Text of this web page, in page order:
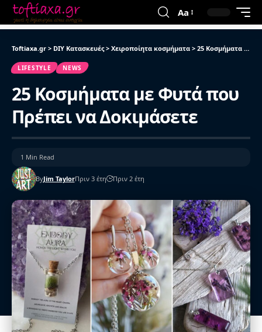
Aa
Toftiaxa.gr > DIY Κατασκευές> Χειροποίητα κοσμήματα > 25 Κοσμήματα με Φυτά που Πρέπει να Δοκιμάσετε
LIFESTYLE NEWS
25 Κοσμήματα με Φυτά που
Πρέπει να Δοκιμάσετε
ByJim TaylorΠριν 3 έτη Πριν 2 έτη
1 Min Read